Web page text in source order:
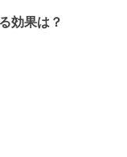
効果は？